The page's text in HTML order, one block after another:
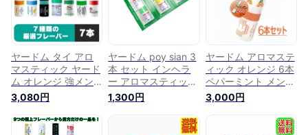
粉症 夏バテ メント
ール ペパーミント
タイ スティックタイ
プ ヤードン
POYSIAN ポイシア
ン
転 ドライブ 鼻づま
り 夏バテ 暑さ対策
インヘラー 眠気覚ま
転換
分転換 テスト勉強
アウトドア タイ雑貨
アジアン雑貨 ハッカ
ポスト投函 レビュー
特典有
ヤードム タイ アロ
マスティック ヤード
ム オレンジ 強メン
ソール リフレッシュ
【 7種類 セット 】
花粉 鼻づまり 夏バ
テ インヘラー 眠気
3,080円
ヤードム poy sian 3
本 セット インヘラ
ー アロマスティック
ポイシアン 気分リフ
レッシュ タイ 香り
メンソール 花粉症
鼻づまり 運転 ドラ
1,300円
ヤードム アロマステ
ィック オレンジ 6本
ペパーミント メンソ
ール メンソールステ
ィック タイドラマ
花粉症 鼻づまり 夏
バテ 暑さ対策 イン
3,000円